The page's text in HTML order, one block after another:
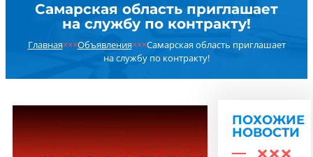
СТУДЕНТУ
ДОПОБРАЗОВАНИЕ
ОБ УНИВЕРСИТЕТЕ
НОВОСТИ
РЕЗУЛЬТАТ ПОИСКА:
Самарская область приглашает
на службу по контракту!
Главная×××Объявления×××Самарская область приглашает
на службу по контракту!
ПОХОЖИЕ
НОВОСТИ